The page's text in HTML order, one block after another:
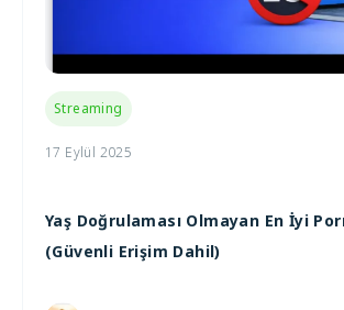
Streaming
17 Eylül 2025
Yaş Doğrulaması Olmayan En İyi
(Güvenli Erişim Dahil)